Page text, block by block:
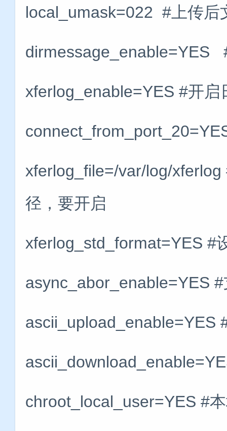
local_umask=022 #上传后
dirmessage_enable=YES
xferlog_enable=YES #开
xferlog_file=/var/log/
径，要开启
xferlog_std_format=YES #
async_abor_enable=YES
ascii_upload_enable=YES
chroot_local_user=YES #